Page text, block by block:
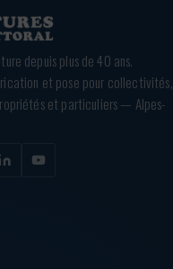
depuis plus de 40 ans.
et pose pour collectivités,
et particuliers — Alpes-